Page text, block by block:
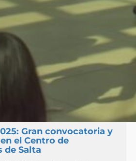
Gran convocatoria y
el Centro de
de Salta